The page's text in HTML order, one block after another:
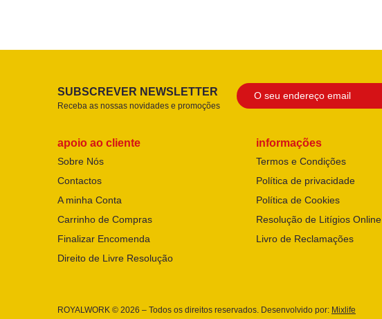
SUBSCREVER NEWSLETTER
Receba as nossas novidades e promoções
apoio ao cliente
Sobre Nós
Contactos
A minha Conta
Carrinho de Compras
Finalizar Encomenda
Direito de Livre Resolução
informações
Termos e Condições
Política de privacidade
Política de Cookies
Resolução de Litígios Online
Livro de Reclamações
ROYALWORK © 2026 – Todos os direitos reservados. Desenvolvido por: Mixlife